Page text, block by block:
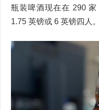
瓶装啤酒现在在 290
1.75 英镑或 6 英镑四人。